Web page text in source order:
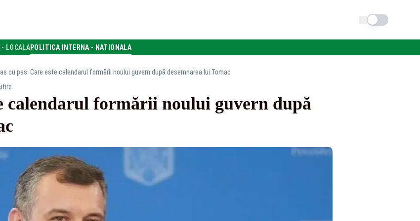
Schimba tema
LOCALAPOLITICA INTERNA - NATIONALA
cu pas: Care este calendarul formării noului guvern după desemnarea lui Tomac
calendarul formării noului guvern după